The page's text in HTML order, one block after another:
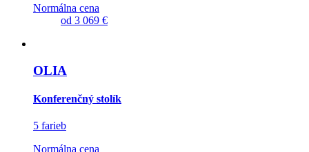
Normálna cena
od 3 069 €
OLIA
Konferenčný stolík
5 farieb
Normálna cena